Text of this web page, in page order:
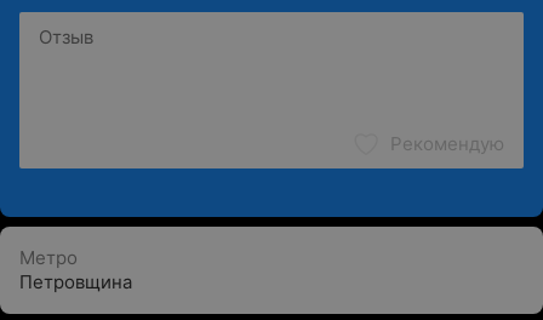
Рекомендую
Метро
Петровщина